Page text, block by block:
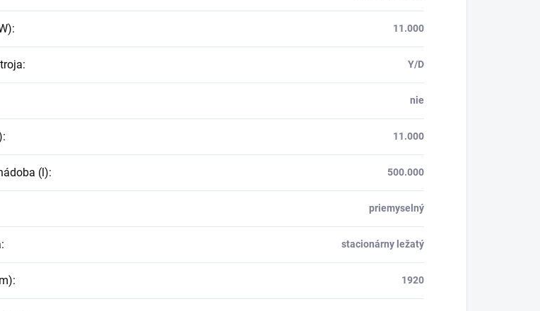
: 11.000
: Y/D
nie
: 11.000
(l): 500.000
priemyselný
: stacionárny ležatý
: 1920